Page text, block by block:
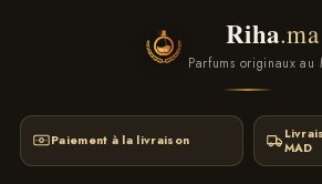
Aurelien Guichard, Marie Salamagne, Karine
Roucel, Sonia Constant, Francis Kurkdjian,
(Roche) Andrier, Annick Menardo, Olivier
Pierre-Francois-Pascal Guerlain.
Pour plus des parfums Testeur
collectionTesteur
Riha.ma
Parfums originaux au
Paiement à la livraison
MAD